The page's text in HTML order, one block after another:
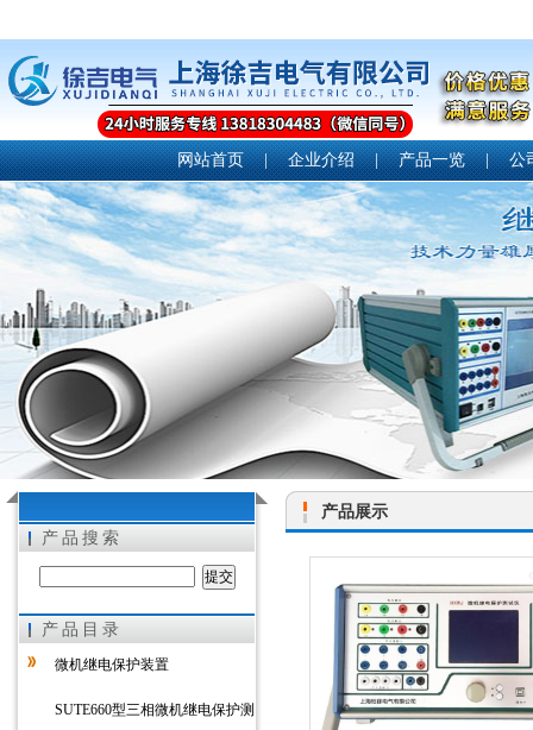
上海徐吉电气有限公司
网站首页 | 企业介绍 | 产品一览 | 公
产品搜索
产品目录
微机继电保护装置
SUTE660型三相微机继电保护测
产品展示